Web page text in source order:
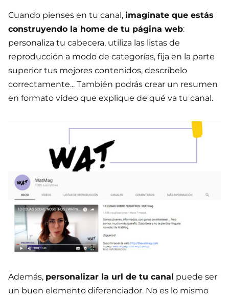
Cuando pienses en tu canal, imagínate que estás
construyendo la home de tu página web:
personaliza tu cabecera, utiliza las listas de
reproducción a modo de categorías, fija en la parte
superior tus mejores contenidos, descríbelo
correctamente... También podrás crear un resumen
en formato vídeo que explique de qué va tu canal.
Además, personalizar la url de tu canal puede ser
un buen elemento diferenciador. No es lo mismo